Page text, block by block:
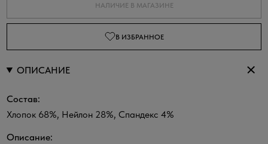
НАЛИЧИЕ В МАГАЗИНЕ
В ИЗБРАННОЕ
ОПИСАНИЕ
Состав:
Хлопок 68%, Нейлон 28%, Спандекс 4%
Описание: